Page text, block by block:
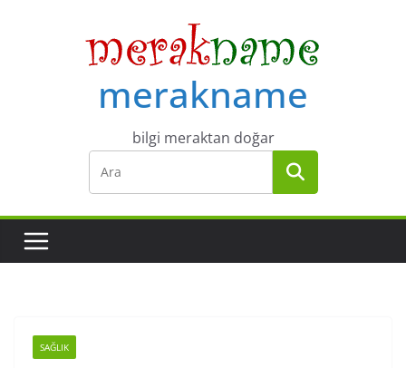
merakname
bilgi meraktan doğar
SAĞLIK